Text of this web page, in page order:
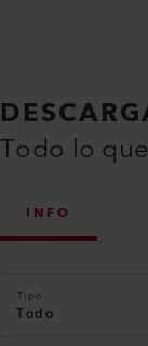
Todo lo
INFO
Tipo
Todo